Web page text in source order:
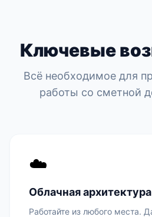
Ключевые
Всё необходимое для
работы со сметной
☁️
Облачная архитектура
Работайте из любого места.